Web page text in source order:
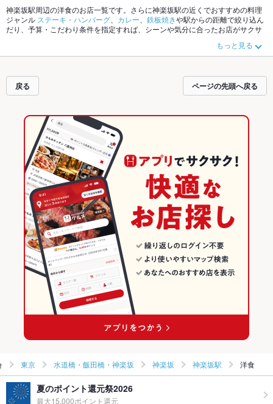
神楽坂駅周辺の洋食のお店一覧です。さらに神楽坂駅の近くでおすすめの料理
ジャンル ステーキ・ハンバーグ カレー 鉄板焼きや駅からの距離で絞り込ん
だり、予算・こだわり条件を指定すれば、シーンや気分に合ったお店がサクサ
や季節のおすすめ料理など、
お店の最新情報をご紹介しているので安心！24時間使える簡単便利なネット予
ートやパーティーにもお得に便利にホットペッパーグルメをご利用ください。
もっと見る
戻る ページの先頭へ戻る
東京 水道橋・飯田橋・神楽坂 神楽坂 神楽坂駅 洋食
夏のポイント還元祭2026
最大15,000ポイント還元